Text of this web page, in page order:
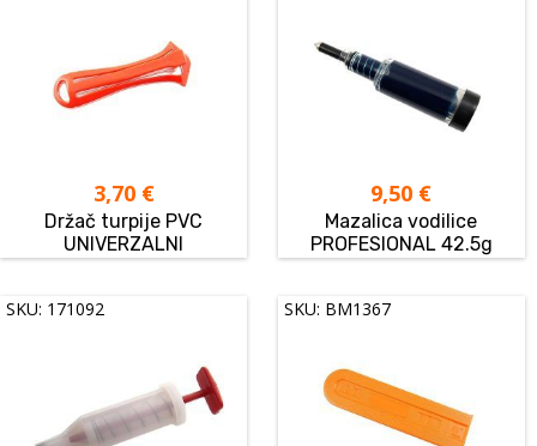
3,70 €
Držač turpije PVC
UNIVERZALNI
9,50 €
Mazalica vodilice
PROFESIONAL 42.5g
SKU: 171092 SKU: BM1367